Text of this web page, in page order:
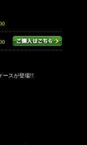
ースが登場!!